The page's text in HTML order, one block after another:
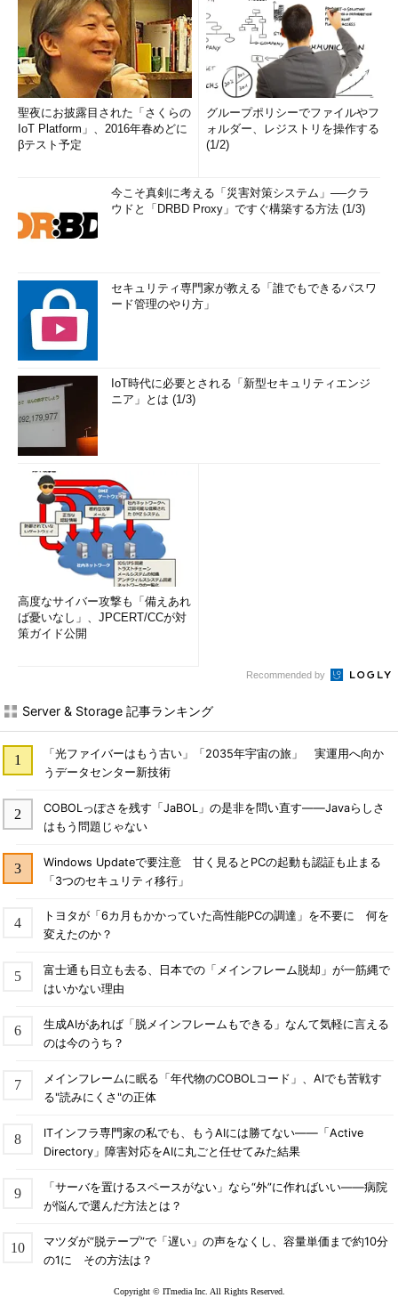
聖夜にお披露目された「さくらの
IoT Platform」、2016年春めどに
βテスト予定
グループポリシーでファイルやフ
ォルダー、レジストリを操作する
(1/2)
今こそ真剣に考える「災害対策システム」──クラ
ウドと「DRBD Proxy」ですぐ構築する方法 (1/3)
セキュリティ専門家が教える「誰でもできるパスワ
ード管理のやり方」
IoT時代に必要とされる「新型セキュリティエンジ
ニア」とは (1/3)
高度なサイバー攻撃も「備えあれ
ば憂いなし」、JPCERT/CCが対
策ガイド公開
Recommended by
Server & Storage 記事ランキング
「光ファイバーはもう古い」「2035年宇宙の旅」 実運用へ向か
うデータセンター新技術
COBOLっぽさを残す「JaBOL」の是非を問い直す――Javaらしさ
はもう問題じゃない
Windows Updateで要注意 甘く見るとPCの起動も認証も止まる
「3つのセキュリティ移行」
トヨタが「6カ月もかかっていた高性能PCの調達」を不要に 何を
変えたのか？
富士通も日立も去る、日本での「メインフレーム脱却」が一筋縄で
はいかない理由
生成AIがあれば「脱メインフレームもできる」なんて気軽に言える
のは今のうち？
メインフレームに眠る「年代物のCOBOLコード」、AIでも苦戦す
る"読みにくさ"の正体
ITインフラ専門家の私でも、もうAIには勝てない――「Active
Directory」障害対応をAIに丸ごと任せてみた結果
「サーバを置けるスペースがない」なら“外”に作ればいい――病院
が悩んで選んだ方法とは？
マツダが“脱テープ”で「遅い」の声をなくし、容量単価まで約10分
の1に その方法は？
Copyright © ITmedia Inc. All Rights Reserved.